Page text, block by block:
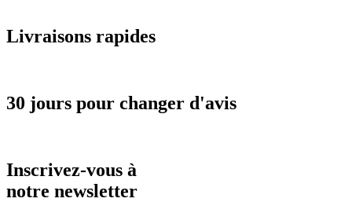
Livraisons rapides
30 jours pour changer d'avis
Inscrivez-vous à
notre newsletter